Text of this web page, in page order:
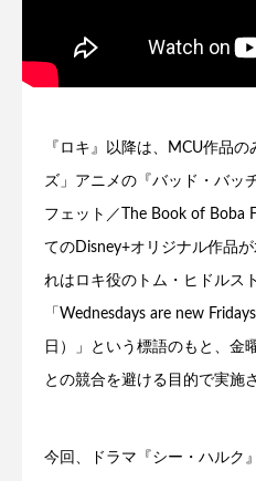
『ロキ』以降は、MCU作品
ズ」アニメの『バッド・バッ
フェット／The Book of Boba
てのDisney+オリジナル作品
れはロキ役のトム・ヒドルス
「Wednesdays are new
日）」という標語のもと、金
との競合を避ける目的で実施
今回、ドラマ『シー・ハルク